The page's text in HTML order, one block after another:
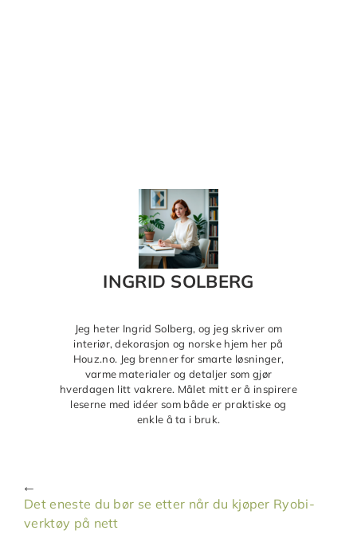
INGRID SOLBERG
Jeg heter Ingrid Solberg, og jeg skriver om
interiør, dekorasjon og norske hjem her på
Houz.no. Jeg brenner for smarte løsninger,
varme materialer og detaljer som gjør
hverdagen litt vakrere. Målet mitt er å inspirere
leserne med idéer som både er praktiske og
enkle å ta i bruk.
Det eneste du bør se etter når du kjøper Ryobi-
verktøy på nett